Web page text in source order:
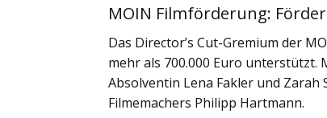
MOIN Filmförderung:
Das Director’s Cut-Gremium der
mehr als 700.000 Euro unterstützt.
Absolventin Lena Fakler und
Filmemachers Philipp Hartmann.